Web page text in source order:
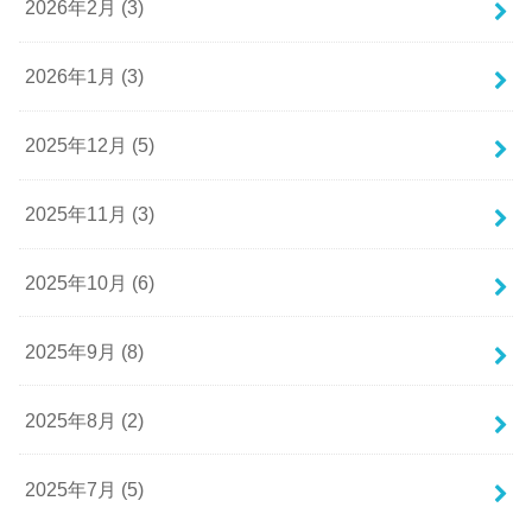
2026年2月 (3)
2026年1月 (3)
2025年12月 (5)
2025年11月 (3)
2025年10月 (6)
2025年9月 (8)
2025年8月 (2)
2025年7月 (5)